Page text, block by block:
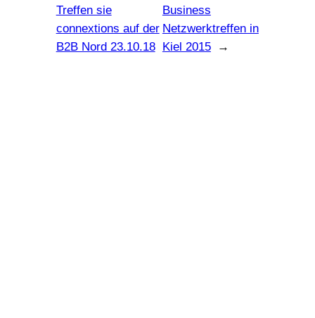
Treffen sie
connextions auf der
B2B Nord 23.10.18
Business
Netzwerktreffen in
Kiel 2015
→